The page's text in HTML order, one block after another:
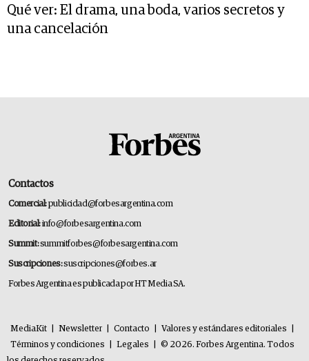
Qué ver: El drama, una boda, varios secretos y
una cancelación
Contactos
Comercial:publicidad@forbesargentina.com
Editorial:info@forbesargentina.com
Summit:summitforbes@forbesargentina.com
Suscripciones:suscripciones@forbes.ar
Forbes Argentina es publicada por HT Media SA.
MediaKit Newsletter Contacto Valores y estándares editoriales
Términos y condiciones
Legales
© 2026. Forbes Argentina. Todos